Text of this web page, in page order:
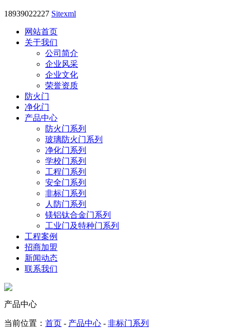
18939022227 Sitexml
网站首页
关于我们
公司简介
企业风采
企业文化
荣誉资质
防火门
净化门
产品中心
防火门系列
玻璃防火门系列
净化门系列
学校门系列
工程门系列
安全门系列
非标门系列
人防门系列
镁铝钛合金门系列
工业门及特种门系列
工程案例
招商加盟
新闻动态
联系我们
产品中心
当前位置： 首页 - 产品中心 - 非标门系列